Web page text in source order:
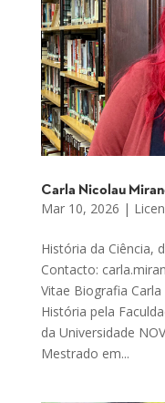
Carla Nicolau
Mar 10, 2026 |
História da Ciência,
Contacto:
Vitae Biografia
História pela
da Universidade
Mestrado em...